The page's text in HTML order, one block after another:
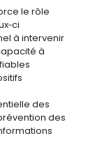
le rôle
à intervenir
à
des
des